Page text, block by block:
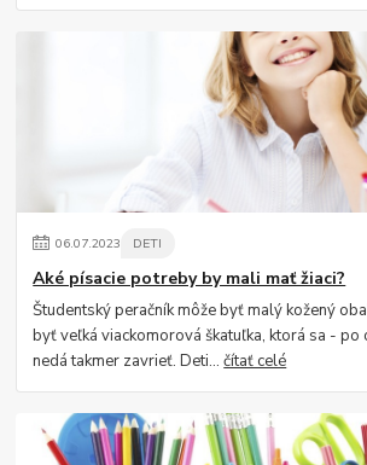
06.07.2023 DETI
Aké písacie potreby by mali mať žiaci?
Študentský peračník môže byť malý kožený
byť veľká viackomorová škatuľka, ktorá sa - po
nedá takmer zavrieť. Deti...čítať celé